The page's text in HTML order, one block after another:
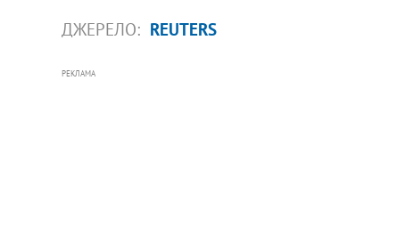
ДЖЕРЕЛО: REUTERS
РЕКЛАМА